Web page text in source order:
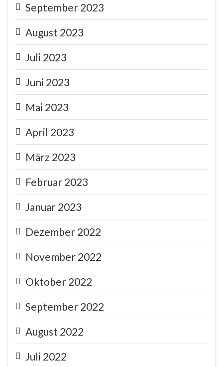
September 2023
August 2023
Juli 2023
Juni 2023
Mai 2023
April 2023
März 2023
Februar 2023
Januar 2023
Dezember 2022
November 2022
Oktober 2022
September 2022
August 2022
Juli 2022